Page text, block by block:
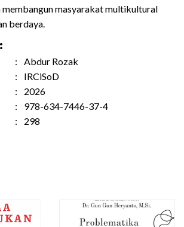
membangun masyarakat multikultural
berdaya.
:
Abdur Rozak
:
IRCiSoD
:
2026
:
978-634-7446-37-4
: 298